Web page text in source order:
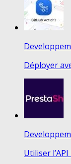
Déployer
Utiliser